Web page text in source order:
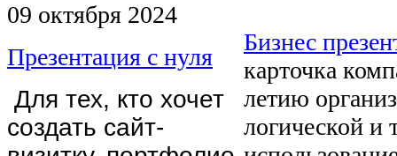
09 октября 2024
Презентация с нуля
Для тех, кто хочет
создать сайт-
Бизнес
карточка
летию
логической и